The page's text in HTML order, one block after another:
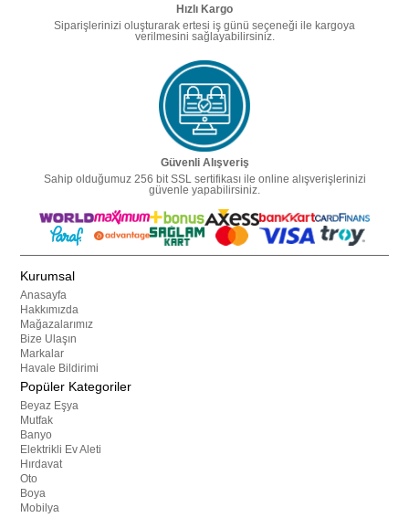
Hızlı Kargo
Siparişlerinizi oluşturarak ertesi iş günü seçeneği ile kargoya
verilmesini sağlayabilirsiniz.
Güvenli Alışveriş
Sahip olduğumuz 256 bit SSL sertifikası ile online alışverişlerinizi
güvenle yapabilirsiniz.
Kurumsal
Anasayfa
Hakkımızda
Mağazalarımız
Bize Ulaşın
Markalar
Havale Bildirimi
Popüler Kategoriler
Beyaz Eşya
Mutfak
Banyo
Elektrikli Ev Aleti
Hırdavat
Oto
Boya
Mobilya